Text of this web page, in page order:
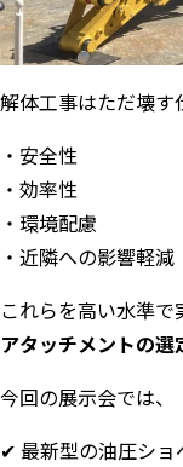
解体工事はただ壊す
・安全性
・効率性
・環境配慮
・近隣への影響軽減
これらを高い水準で
アタッチメントの
今回の展示会では、
✔ 最新型の油圧ショ